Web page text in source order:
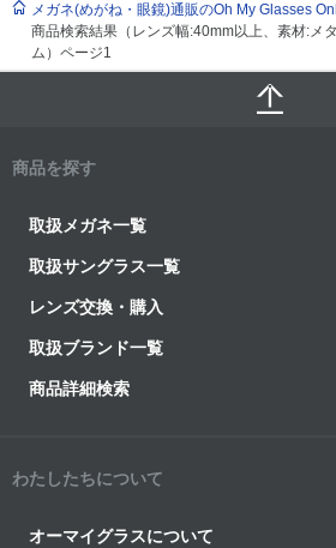
メガネ(めがね・眼鏡)通販のOh My Glasses
商品検索結果（レンズ幅:40mm以上、素材:メ
ム）ページ1
商品を探す
取扱メガネ一覧
取扱サングラス一覧
レンズ交換・購入
取扱ブランド一覧
商品詳細検索
わたしたちについて
オーマイグラスについて